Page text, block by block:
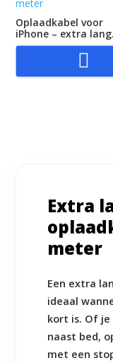
Oplaadkabel voor
iPhone – extra lang
meter – USB...

Extra
meter
Een extra
ideaal
kort is. Of
naast bed,
met een